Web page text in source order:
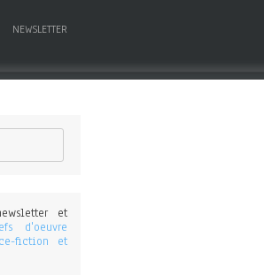
NEWSLETTER
et
d'oeuvre
fiction et